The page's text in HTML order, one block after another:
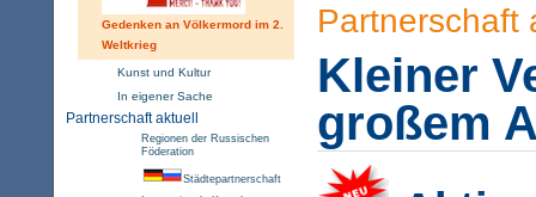
Gedenken an Völkermord im 2.
Weltkrieg
Kunst und Kultur
In eigener Sache
Partnerschaft aktuell
Regionen der Russischen
Föderation
Städtepartnerschaft
Partnerschaft
Kleiner
großem